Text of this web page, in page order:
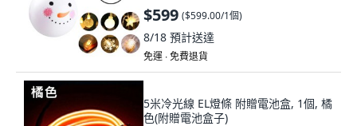
$599 ($599.00/1個)
8/18 預計送達
免運 ∙ 免費退貨
5米冷光線 EL燈條 附贈電池盒, 1個, 橘
色(附贈電池盒子)